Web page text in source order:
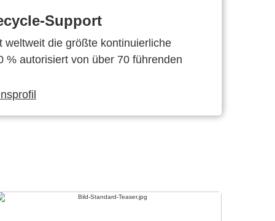
Support
weltweit die größte kontinuierliche
% autorisiert von über 70 führenden